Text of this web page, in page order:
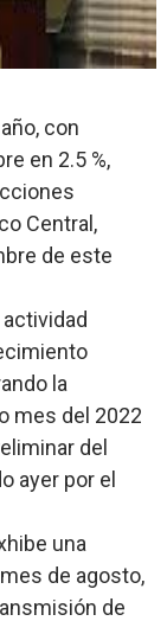
2026
Social al
agentes
Ambiental
de la Provincia
con
en 2.5 %,
Central,
de este
la
mes del 2022
del
ayer por el
una
de agosto,
de